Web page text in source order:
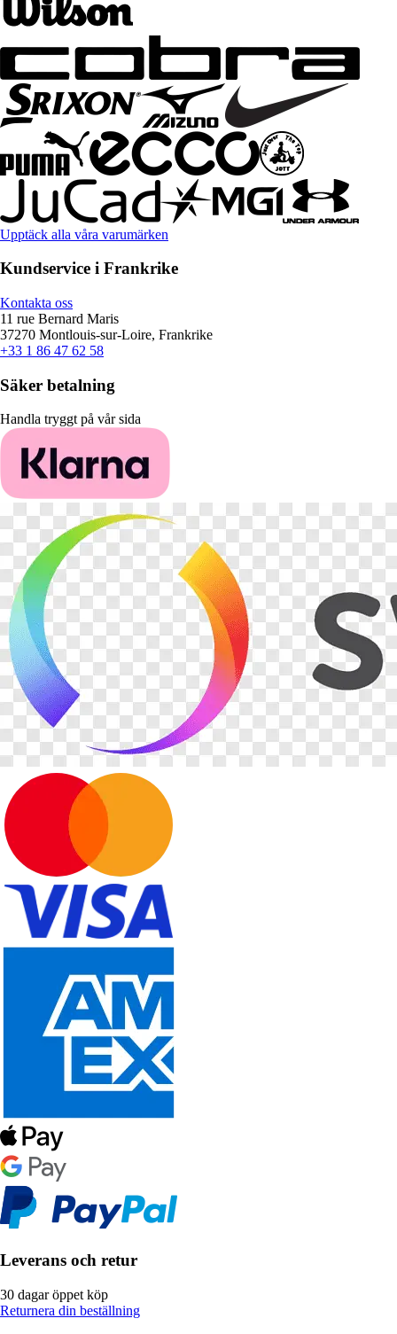
Upptäck alla våra varumärken
Kundservice i Frankrike
Kontakta oss
11 rue Bernard Maris
37270 Montlouis-sur-Loire, Frankrike
+33 1 86 47 62 58
Säker betalning
Handla tryggt på vår sida
Leverans och retur
30 dagar öppet köp
Returnera din beställning